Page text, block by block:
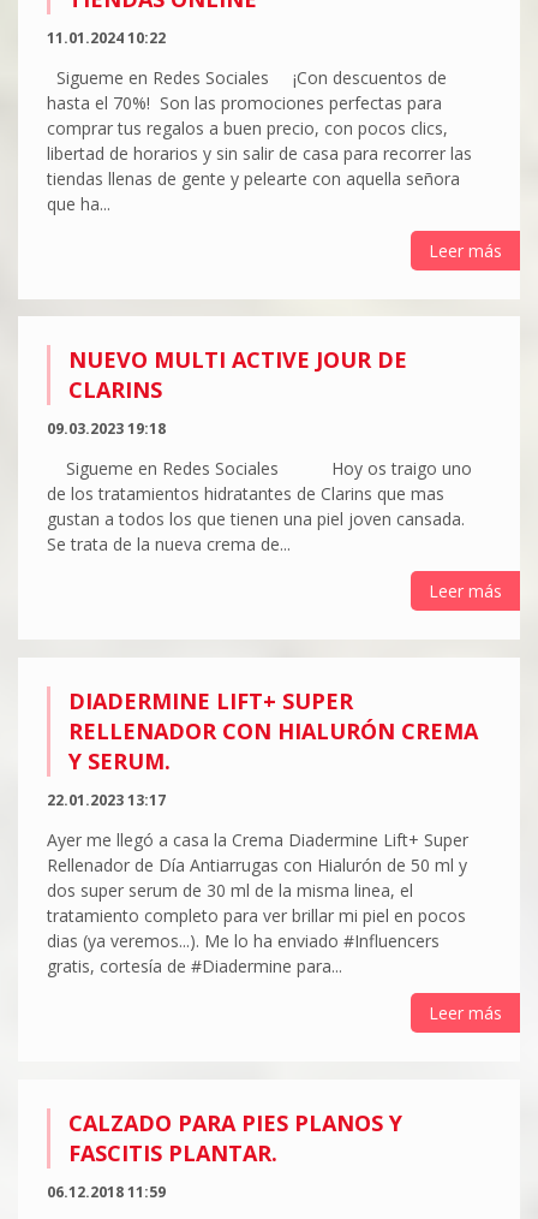
11.01.2024 10:22
Sigueme en Redes Sociales ¡Con descuentos de
hasta el 70%! Son las promociones perfectas para
comprar tus regalos a buen precio, con pocos clics,
libertad de horarios y sin salir de casa para recorrer las
tiendas llenas de gente y pelearte con aquella señora
que ha...
Leer más
NUEVO MULTI ACTIVE JOUR DE
CLARINS
09.03.2023 19:18
Sigueme en Redes Sociales Hoy os traigo uno
de los tratamientos hidratantes de Clarins que mas
gustan a todos los que tienen una piel joven cansada.
Se trata de la nueva crema de...
Leer más
DIADERMINE LIFT+ SUPER
RELLENADOR CON HIALURÓN CREMA
Y SERUM.
22.01.2023 13:17
Ayer me llegó a casa la Crema Diadermine Lift+ Super
Rellenador de Día Antiarrugas con Hialurón de 50 ml y
dos super serum de 30 ml de la misma linea, el
tratamiento completo para ver brillar mi piel en pocos
dias (ya veremos...). Me lo ha enviado #Influencers
gratis, cortesía de #Diadermine para...
Leer más
CALZADO PARA PIES PLANOS Y
FASCITIS PLANTAR.
06.12.2018 11:59